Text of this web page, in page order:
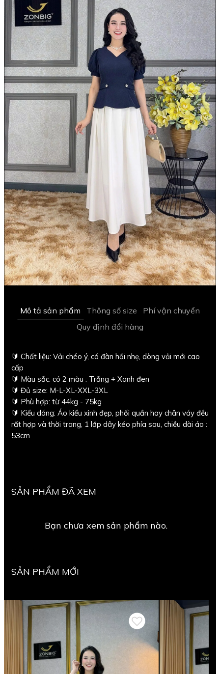
Mô tả sản phẩm Thông số size
Phí vận chuyển
Quy định đổi hàng
🔰 Chất liệu: Vải chéo ý, có đàn hồi nhẹ, dòng vải mới cao
cấp
🔰 Màu sắc: có 2 màu : Trắng + Xanh đen
🔰 Đủ size: M-L-XL-XXL-3XL
🔰 Phù hợp: từ 44kg - 75kg
🔰 Kiểu dáng: Áo kiểu xinh đẹp, phối quần hay chân váy đều
rất hợp và thời trang, 1 lớp dây kéo phía sau, chiều dài áo :
53cm
SẢN PHẨM ĐÃ XEM
Bạn chưa xem sản phẩm nào.
SẢN PHẨM MỚI